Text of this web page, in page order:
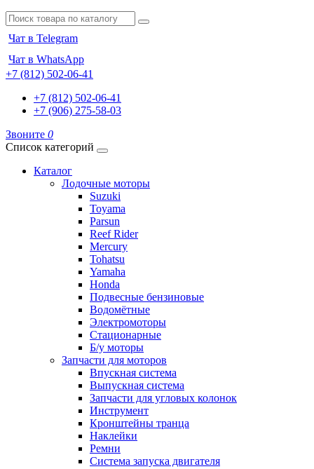
Чат в Telegram
Чат в WhatsApp
+7 (812) 502-06-41
+7 (812) 502-06-41
+7 (906) 275-58-03
Звоните 0
Список категорий
Каталог
Лодочные моторы
Suzuki
Toyama
Parsun
Reef Rider
Mercury
Tohatsu
Yamaha
Honda
Подвесные бензиновые
Водомётные
Электромоторы
Стационарные
Б/у моторы
Запчасти для моторов
Впускная система
Выпускная система
Запчасти для угловых колонок
Инструмент
Кронштейны транца
Наклейки
Ремни
Система запуска двигателя